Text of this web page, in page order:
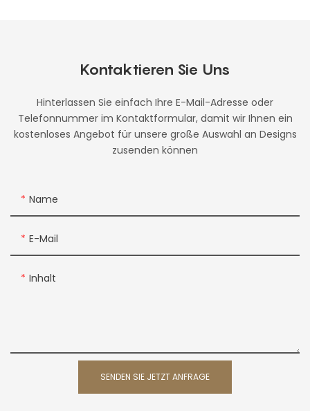
Kontaktieren Sie Uns
Hinterlassen Sie einfach Ihre E-Mail-Adresse oder
Telefonnummer im Kontaktformular, damit wir Ihnen ein
kostenloses Angebot für unsere große Auswahl an Designs
zusenden können
Name
E-Mail
Inhalt
SENDEN SIE JETZT ANFRAGE